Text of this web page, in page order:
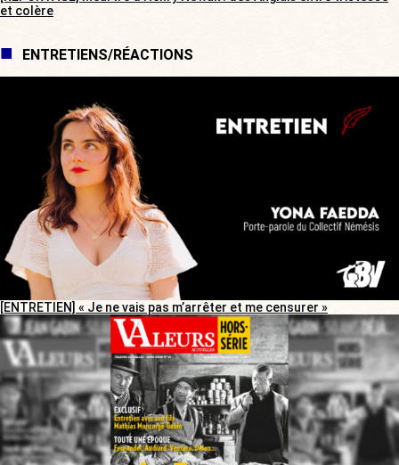
et colère
ENTRETIENS/RÉACTIONS
[ENTRETIEN] « Je ne vais pas m’arrêter et me censurer »